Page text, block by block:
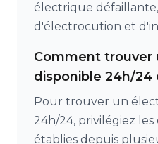
électrique
d'électrocution et
Comment trouver
disponible 24h/24
Pour trouver un
24h/24, privilégiez
établies depuis